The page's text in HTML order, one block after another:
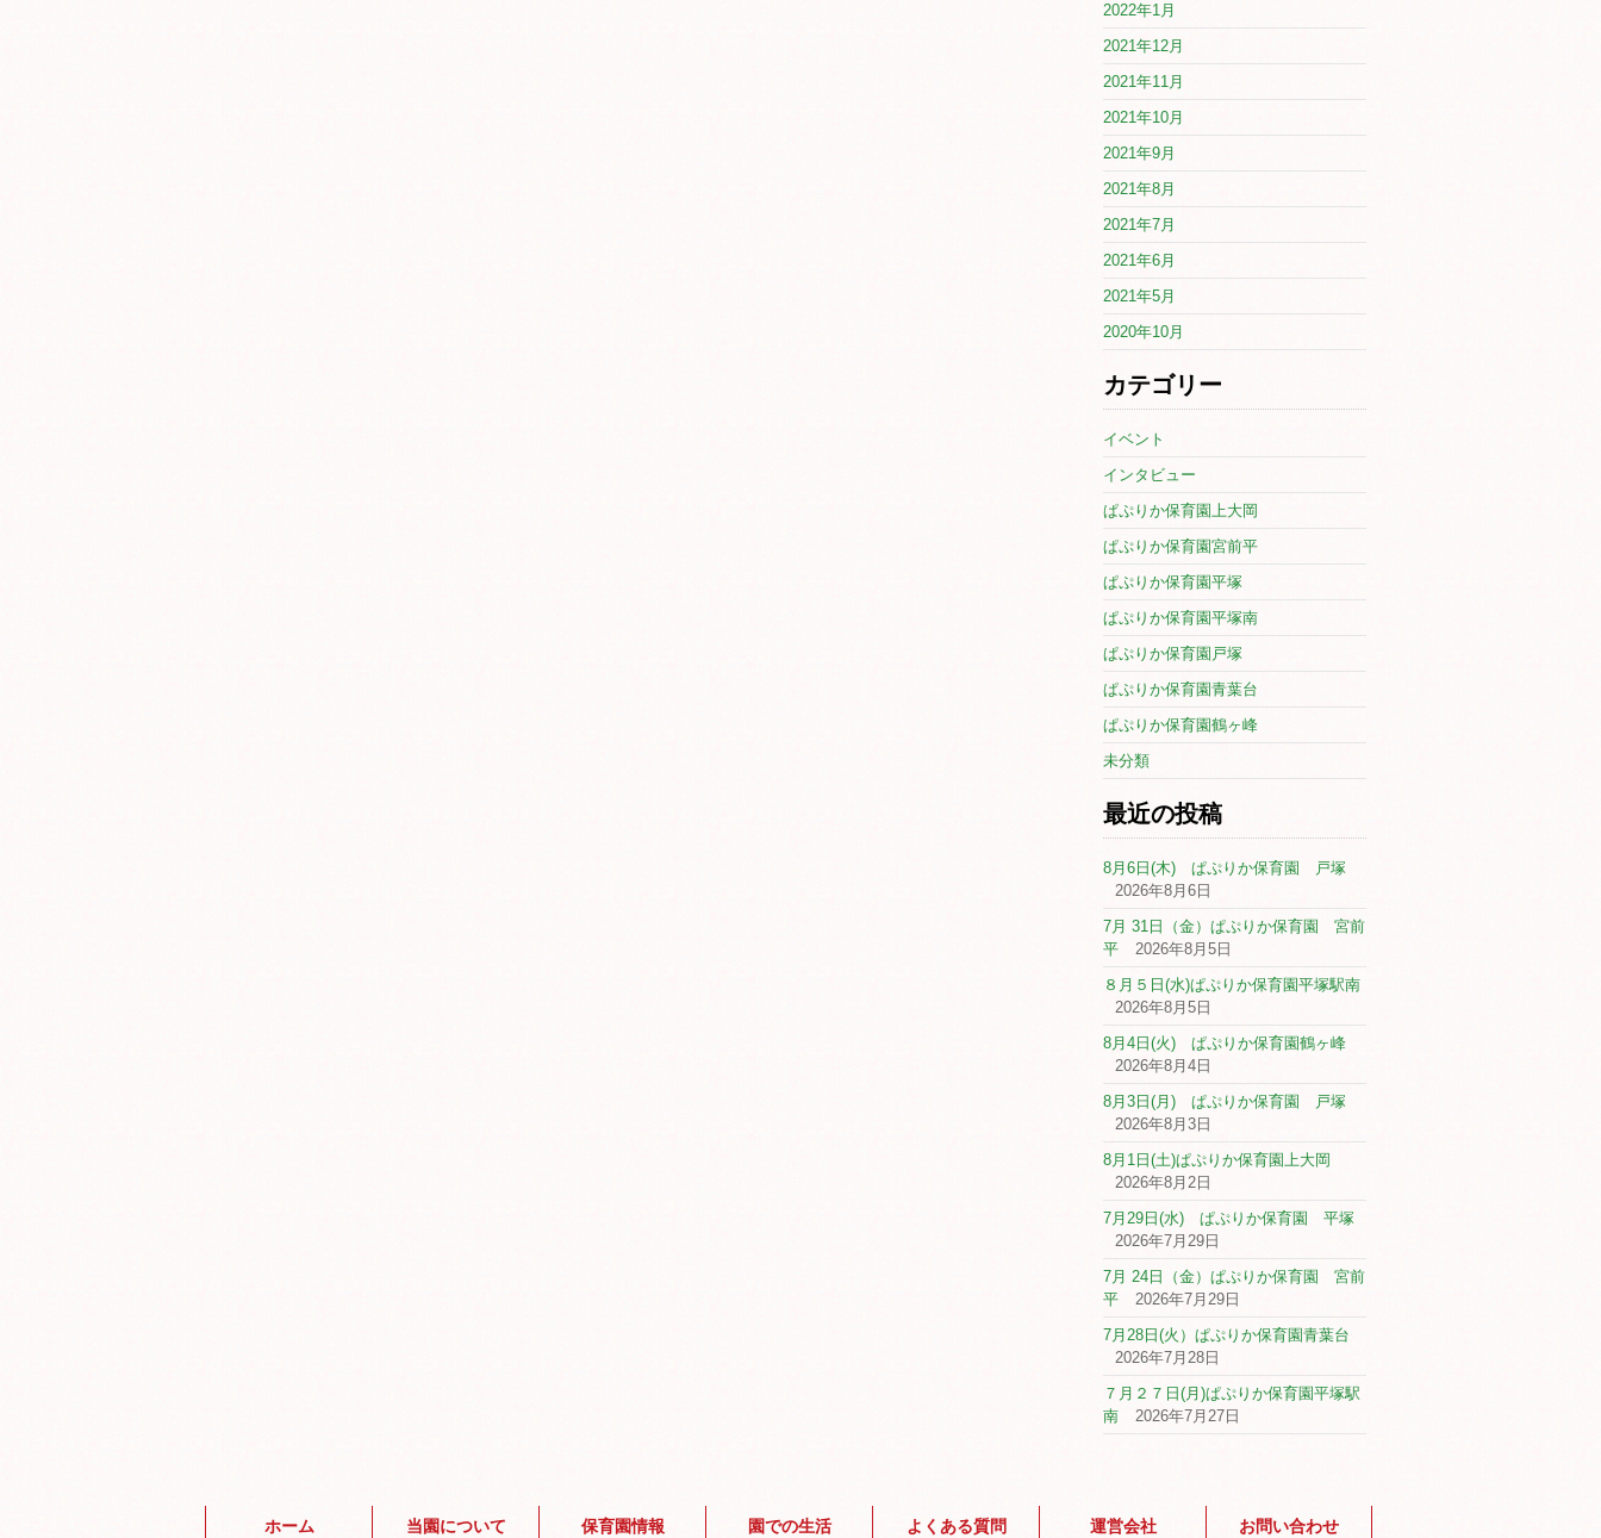
2022年1月
2021年12月
2021年11月
2021年10月
2021年9月
2021年8月
2021年7月
2021年6月
2021年5月
2020年10月
カテゴリー
イベント
インタビュー
ぱぷりか保育園上大岡
ぱぷりか保育園宮前平
ぱぷりか保育園平塚
ぱぷりか保育園平塚南
ぱぷりか保育園戸塚
ぱぷりか保育園青葉台
ぱぷりか保育園鶴ヶ峰
未分類
最近の投稿
8月6日(木) ぱぷりか保育園 戸塚
2026年8月6日
7月 31日（金）ぱぷりか保育園 宮前
平
2026年8月5日
８月５日(水)ぱぷりか保育園平塚駅南
2026年8月5日
8月4日(火) ぱぷりか保育園鶴ヶ峰
2026年8月4日
8月3日(月) ぱぷりか保育園 戸塚
2026年8月3日
8月1日(土)ぱぷりか保育園上大岡
2026年8月2日
7月29日(水) ぱぷりか保育園 平塚
2026年7月29日
7月 24日（金）ぱぷりか保育園 宮前
平
2026年7月29日
7月28日(火）ぱぷりか保育園青葉台
2026年7月28日
７月２７日(月)ぱぷりか保育園平塚駅
南
2026年7月27日
ホーム 当園について 保育園情報 園での生活 よくある質問 運営会社 お問い合わせ